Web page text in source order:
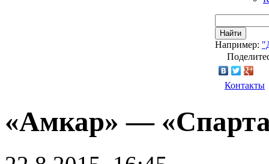
Найти
Например:
Контакты
«Амкар» —